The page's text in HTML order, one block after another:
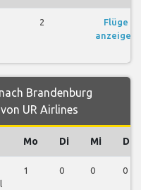
2
Flüge
anzeigen
Brandenburg
UR Airlines
Mo Di Mi Do
1 0 0 0